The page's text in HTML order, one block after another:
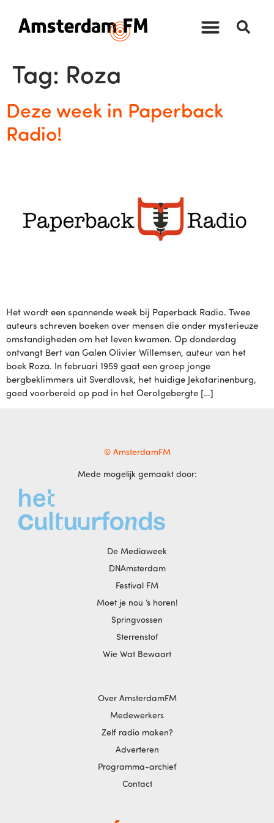
Tag: Roza
Deze week in Paperback
Radio!
Het wordt een spannende week bij Paperback Radio. Twee
auteurs schreven boeken over mensen die onder mysterieuze
omstandigheden om het leven kwamen. Op donderdag
ontvangt Bert van Galen Olivier Willemsen, auteur van het
boek Roza. In februari 1959 gaat een groep jonge
bergbeklimmers uit Sverdlovsk, het huidige Jekatarinenburg,
goed voorbereid op pad in het Oerolgebergte […]
© AmsterdamFM
Mede mogelijk gemaakt door:
De Mediaweek
DNAmsterdam
Festival FM
Moet je nou ‘s horen!
Springvossen
Sterrenstof
Wie Wat Bewaart
Over AmsterdamFM
Medewerkers
Zelf radio maken?
Adverteren
Programma-archief
Contact